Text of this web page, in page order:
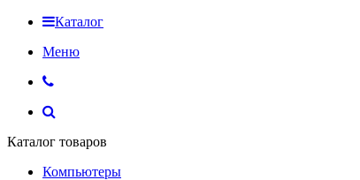
Каталог
Меню
Каталог товаров
Компьютеры